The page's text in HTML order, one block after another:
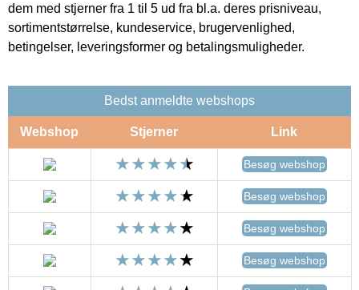
dem med stjerner fra 1 til 5 ud fra bl.a. deres prisniveau,
sortimentstørrelse, kundeservice, brugervenlighed,
betingelser, leveringsformer og betalingsmuligheder.
Bedst anmeldte webshops
Webshop Stjerner Link
Besøg webshop
Besøg webshop
Besøg webshop
Besøg webshop